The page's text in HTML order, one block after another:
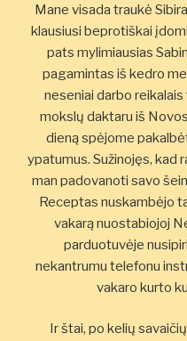
Mane visada traukė
klausiusi beprotiškai
pats mylimiausias
pagamintas iš kedro
neseniai darbo
mokslų daktaru iš
dieną spėjome
ypatumus. Sužinojęs, kad
man padovanoti savo
Receptas nuskambėjo
vakarą nuostabiojoj
parduotuvėje
nekantrumu telefonu
vakaro kurto
Ir štai, po kelių